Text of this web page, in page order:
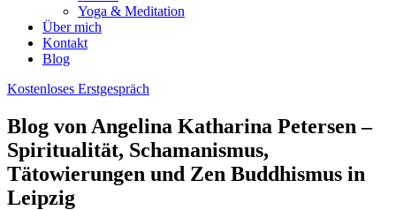
Yoga & Meditation
Über mich
Kontakt
Blog
Kostenloses Erstgespräch
Blog von Angelina Katharina Petersen –
Spiritualität, Schamanismus,
Tätowierungen und Zen Buddhismus in
Leipzig